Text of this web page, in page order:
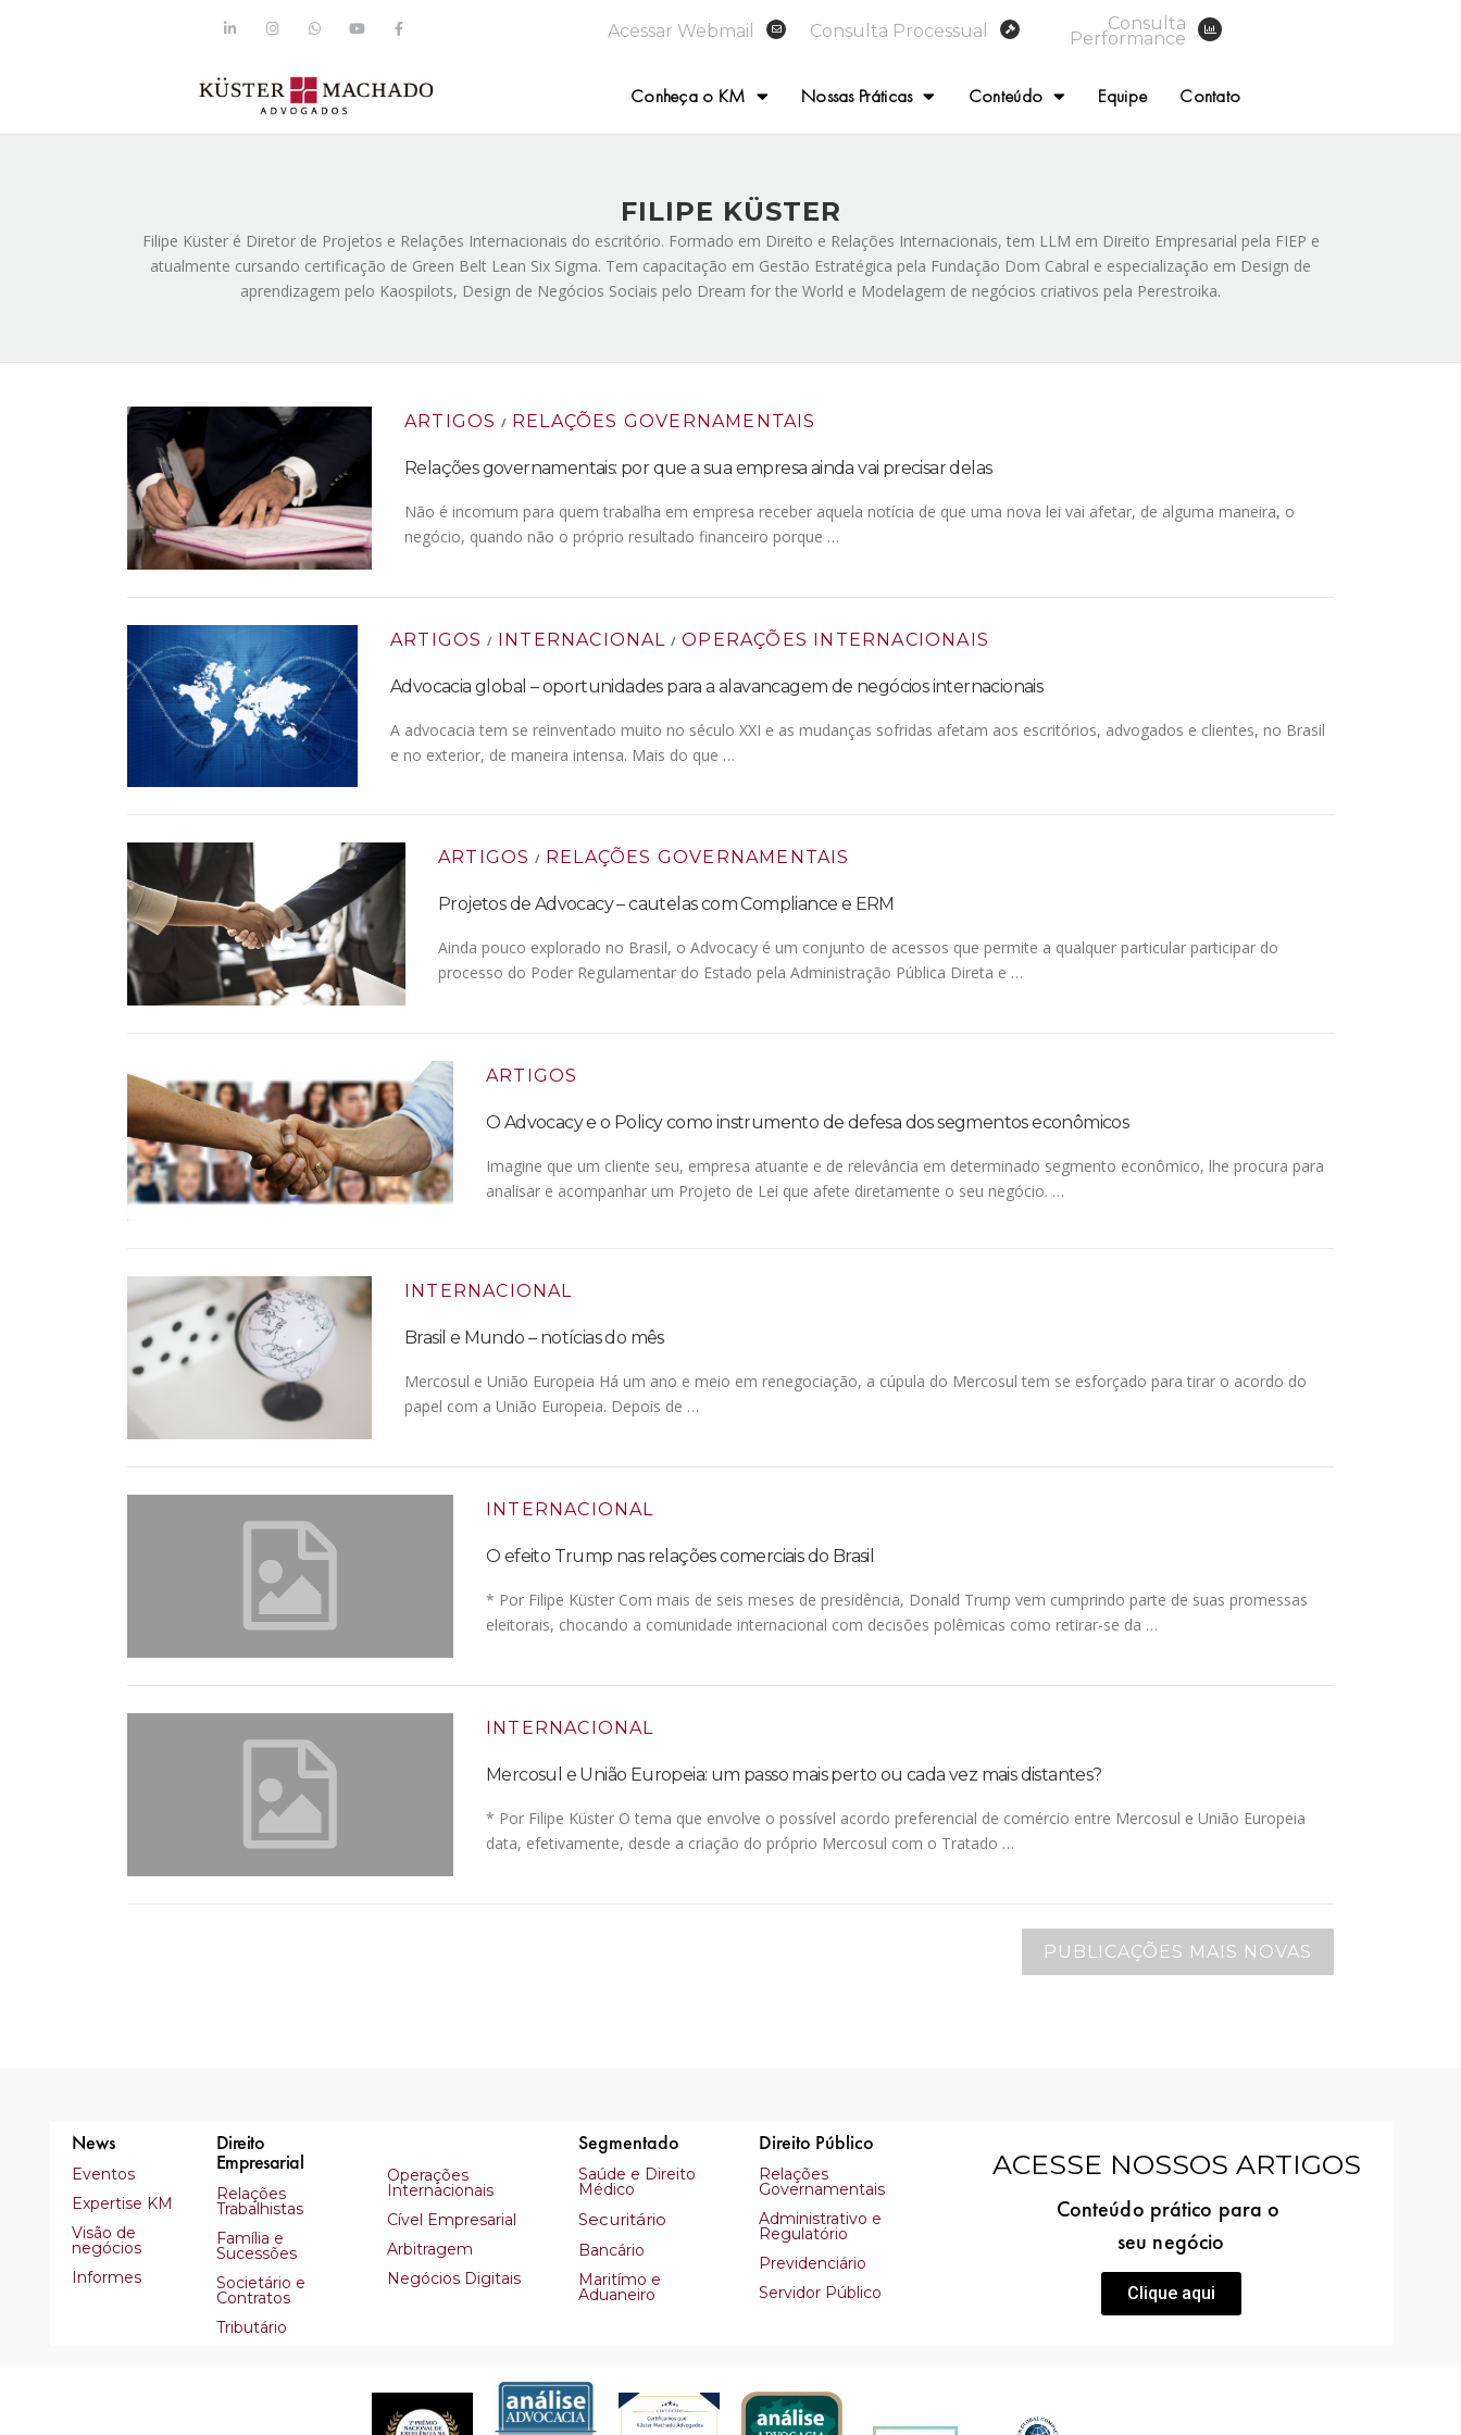
Acessar Webmail Consulta Processual Consulta
Performance
Conheça o KM Nossas Práticas Conteúdo Equipe Contato
FILIPE KÜSTER
Filipe Küster é Diretor de Projetos e Relações Internacionais do escritório. Formado em Direito e Relações Internacionais, tem LLM em Direito Empresarial pela FIEP e
atualmente cursando certificação de Green Belt Lean Six Sigma. Tem capacitação em Gestão Estratégica pela Fundação Dom Cabral e especialização em Design de
aprendizagem pelo Kaospilots, Design de Negócios Sociais pelo Dream for the World e Modelagem de negócios criativos pela Perestroika.
ARTIGOS / RELAÇÕES GOVERNAMENTAIS
Relações governamentais: por que a sua empresa ainda vai precisar delas
Não é incomum para quem trabalha em empresa receber aquela notícia de que uma nova lei vai afetar, de alguma maneira, o
negócio, quando não o próprio resultado financeiro porque …
ARTIGOS / INTERNACIONAL /OPERAÇÕES INTERNACIONAIS
Advocacia global – oportunidades para a alavancagem de negócios internacionais
A advocacia tem se reinventado muito no século XXI e as mudanças sofridas afetam aos escritórios, advogados e clientes, no Brasil
e no exterior, de maneira intensa. Mais do que …
ARTIGOS / RELAÇÕES GOVERNAMENTAIS
Projetos de Advocacy – cautelas com Compliance e ERM
Ainda pouco explorado no Brasil, o Advocacy é um conjunto de acessos que permite a qualquer particular participar do
processo do Poder Regulamentar do Estado pela Administração Pública Direta e …
ARTIGOS
O Advocacy e o Policy como instrumento de defesa dos segmentos econômicos
Imagine que um cliente seu, empresa atuante e de relevância em determinado segmento econômico, lhe procura para
analisar e acompanhar um Projeto de Lei que afete diretamente o seu negócio. …
INTERNACIONAL
Brasil e Mundo – notícias do mês
Mercosul e União Europeia Há um ano e meio em renegociação, a cúpula do Mercosul tem se esforçado para tirar o acordo do
papel com a União Europeia. Depois de …
INTERNACIONAL
O efeito Trump nas relações comerciais do Brasil
* Por Filipe Küster Com mais de seis meses de presidência, Donald Trump vem cumprindo parte de suas promessas
eleitorais, chocando a comunidade internacional com decisões polêmicas como retirar-se da …
INTERNACIONAL
Mercosul e União Europeia: um passo mais perto ou cada vez mais distantes?
* Por Filipe Küster O tema que envolve o possível acordo preferencial de comércio entre Mercosul e União Europeia
data, efetivamente, desde a criação do próprio Mercosul com o Tratado …
PUBLICAÇÕES MAIS NOVAS
News
Eventos
Expertise KM
Visão de
negócios
Informes
Direito
Empresarial
Relações
Trabalhistas
Família e
Sucessões
Societário e
Contratos
Tributário
Operações
Internacionais
Cível Empresarial
Arbitragem
Negócios Digitais
Segmentado
Saúde e Direito
Médico
Securitário
Bancário
Maritímo e
Aduaneiro
Direito Público
Relações
Governamentais
Administrativo e
Regulatório
Previdenciário
Servidor Público
ACESSE NOSSOS ARTIGOS
Conteúdo prático para o
seu negócio
Clique aqui